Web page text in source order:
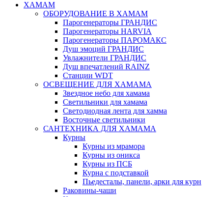
ХАМАМ
ОБОРУДОВАНИЕ В ХАМАМ
Парогенераторы ГРАНДИС
Парогенераторы HARVIA
Парогенераторы ПАРОМАКС
Душ эмоций ГРАНДИС
Увлажнители ГРАНДИС
Душ впечатлений RAINZ
Станции WDT
ОСВЕЩЕНИЕ ДЛЯ ХАМАМА
Звездное небо для хамама
Светильники для хамама
Светодиодная лента для хамма
Восточные светильники
САНТЕХНИКА ДЛЯ ХАМАМА
Курны
Курны из мрамора
Курны из оникса
Курны из ПСБ
Курна с подставкой
Пьедесталы, панели, арки для курн
Раковины-чаши